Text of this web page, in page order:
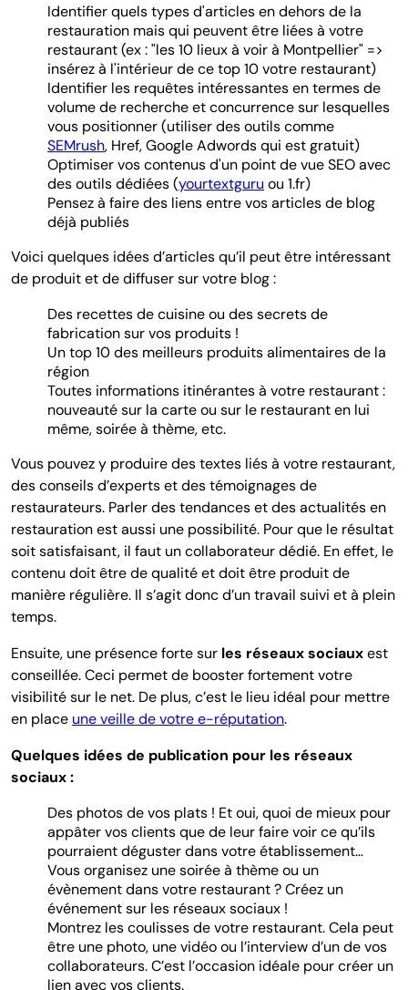
Identifier quels types d'articles en dehors de la
restauration mais qui peuvent être liées à votre
restaurant (ex : "les 10 lieux à voir à Montpellier" =>
insérez à l'intérieur de ce top 10 votre restaurant)
Identifier les requêtes intéressantes en termes de
volume de recherche et concurrence sur lesquelles
vous positionner (utiliser des outils comme
SEMrush, Href, Google Adwords qui est gratuit)
Optimiser vos contenus d'un point de vue SEO avec
des outils dédiées (yourtextguru ou 1.fr)
Pensez à faire des liens entre vos articles de blog
déjà publiés
Voici quelques idées d’articles qu’il peut être intéressant
de produit et de diffuser sur votre blog :
Des recettes de cuisine ou des secrets de
fabrication sur vos produits !
Un top 10 des meilleurs produits alimentaires de la
région
Toutes informations itinérantes à votre restaurant :
nouveauté sur la carte ou sur le restaurant en lui
même, soirée à thème, etc.
Vous pouvez y produire des textes liés à votre restaurant,
des conseils d’experts et des témoignages de
restaurateurs. Parler des tendances et des actualités en
restauration est aussi une possibilité. Pour que le résultat
soit satisfaisant, il faut un collaborateur dédié. En effet, le
contenu doit être de qualité et doit être produit de
manière régulière. Il s’agit donc d’un travail suivi et à plein
temps.
Ensuite, une présence forte sur les réseaux sociauxest
conseillée. Ceci permet de booster fortement votre
visibilité sur le net. De plus, c’est le lieu idéal pour mettre
en place une veille de votre e-réputation.
Quelques idées de publication pour les réseaux
sociaux :
Des photos de vos plats ! Et oui, quoi de mieux pour
appâter vos clients que de leur faire voir ce qu’ils
pourraient déguster dans votre établissement…
Vous organisez une soirée à thème ou un
évènement dans votre restaurant ? Créez un
événement sur les réseaux sociaux !
Montrez les coulisses de votre restaurant. Cela peut
être une photo, une vidéo ou l’interview d’un de vos
collaborateurs. C’est l’occasion idéale pour créer un
lien avec vos clients.